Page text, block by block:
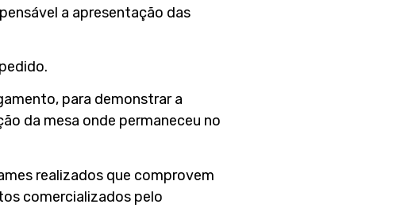
a apresentação das
para demonstrar a
da mesa onde permaneceu no
realizados que comprovem
comercializados pelo